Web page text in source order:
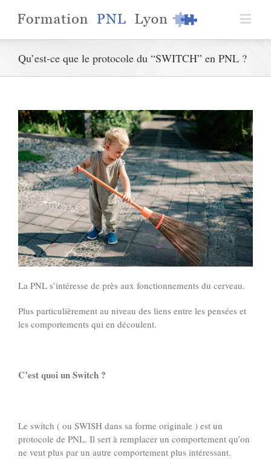
Qu’est-ce que le protocole du “SWITCH” en PNL ?
La PNL s’intéresse de près aux fonctionnements du cerveau.
Plus particulièrement au niveau des liens entre les pensées et
les comportements qui en découlent.
C’est quoi un Switch ?
Le switch ( ou SWISH dans sa forme originale ) est un
protocole de PNL. Il sert à remplacer un comportement qu’on
ne veut plus par un autre comportement plus intéressant.